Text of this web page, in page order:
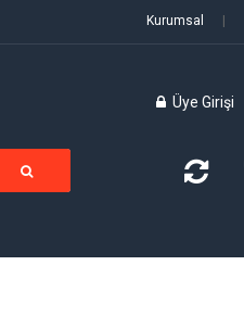
Kurumsal
Üye Girişi